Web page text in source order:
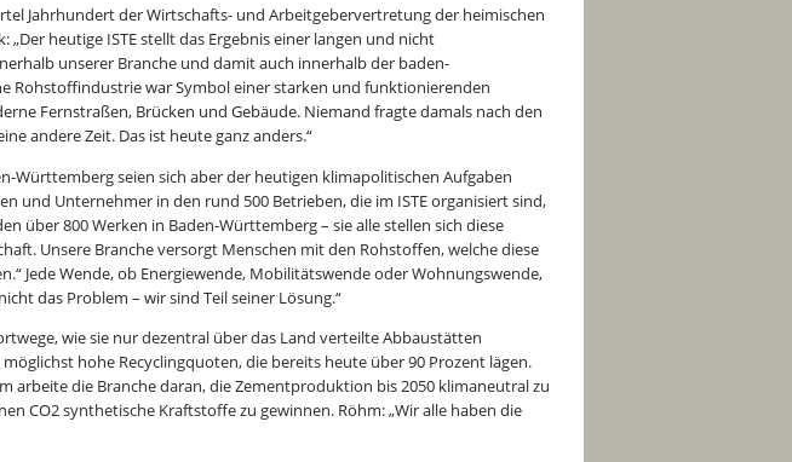
Jahrhundert der Wirtschafts- und Arbeitgebervertretung der heimischen
heutige ISTE stellt das Ergebnis einer langen und nicht
unserer Branche und damit auch innerhalb der baden-
Rohstoffindustrie war Symbol einer starken und funktionierenden
Fernstraßen, Brücken und Gebäude. Niemand fragte damals nach den
andere Zeit. Das ist heute ganz anders.“
Württemberg seien sich aber der heutigen klimapolitischen Aufgaben
und Unternehmer in den rund 500 Betrieben, die im ISTE organisiert sind,
über 800 Werken in Baden-Württemberg – sie alle stellen sich diese
Unsere Branche versorgt Menschen mit den Rohstoffen, welche diese
Jede Wende, ob Energiewende, Mobilitätswende oder Wohnungswende,
das Problem – wir sind Teil seiner Lösung.“
wie sie nur dezentral über das Land verteilte Abbaustätten
hohe Recyclingquoten, die bereits heute über 90 Prozent lägen.
arbeite die Branche daran, die Zementproduktion bis 2050 klimaneutral zu
CO2 synthetische Kraftstoffe zu gewinnen. Röhm: „Wir alle haben die